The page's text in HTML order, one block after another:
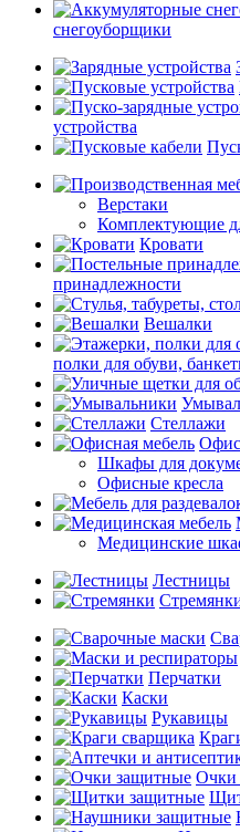
снегоуборщики
устройства
Верстаки
Комплектующие
Кровати
принадлежности
Вешалки
полки для обуви,
Стеллажи
Шкафы для
Офисные кресла
Медицинские
Лестницы
Перчатки
Каски
Рукавицы
Очки